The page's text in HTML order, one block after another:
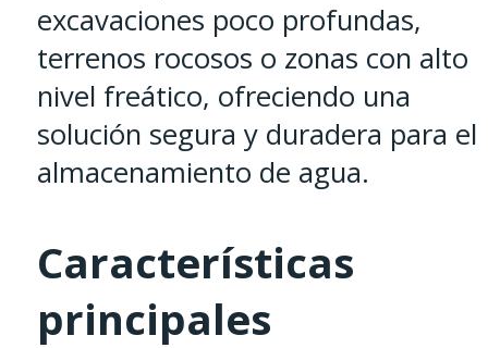
excavaciones poco profundas,
terrenos rocosos o zonas con alto
nivel freático, ofreciendo una
solución segura y duradera para el
almacenamiento de agua.
Características
principales